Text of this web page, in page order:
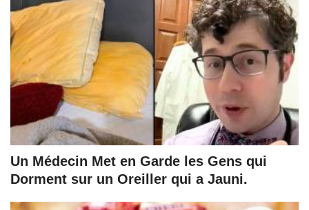
Un Médecin Met en Garde les Gens qui
Dorment sur un Oreiller qui a Jauni.